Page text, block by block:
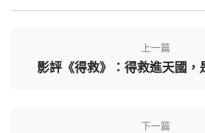
益處，因為這些也是我困惑不明白
的一段神的話深深地打動了我。神
但誰能料到萬世以後的今天竟會是
上一篇
影評《得救》：得救進天國，
下一篇